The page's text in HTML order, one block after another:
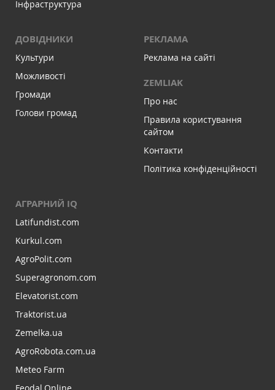
Інфраструктура
ДОВІДНИКИ
Культури
Можливості
Громади
Голови громад
РЕКЛАМА
Реклама на сайті
ZEMLIAK
Про нас
Правила користування
сайтом
Контакти
Політика конфіденційності
АГРАРНИЙ IQ
Latifundist.com
Kurkul.com
AgroPolit.com
Superagronom.com
Elevatorist.com
Traktorist.ua
Zemelka.ua
AgroRobota.com.ua
Meteo Farm